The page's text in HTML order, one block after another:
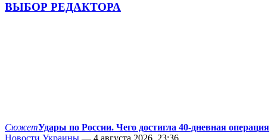
ВЫБОР РЕДАКТОРА
СюжетУдары по России. Чего достигла 40-дневная операция